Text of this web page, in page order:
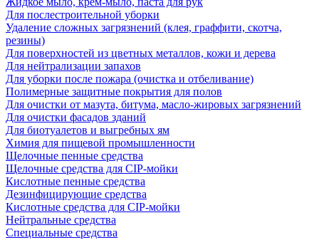
Для послестроительной уборки
Удаление сложных загрязнений (клея, граффити, скотча,
резины)
Для поверхностей из цветных металлов, кожи и дерева
Для нейтрализации запахов
Для уборки после пожара (очистка и отбеливание)
Полимерные защитные покрытия для полов
Для очистки от мазута, битума, масло-жировых загрязнений
Для очистки фасадов зданий
Для биотуалетов и выгребных ям
Химия для пищевой промышленности
Щелочные пенные средства
Щелочные средства для CIP-мойки
Кислотные пенные средства
Дезинфицирующие средства
Кислотные средства для CIP-мойки
Нейтральные средства
Специальные средства